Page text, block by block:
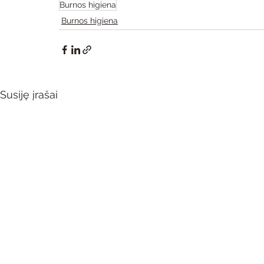
Burnos higiena
Burnos higiena
Susiję įrašai